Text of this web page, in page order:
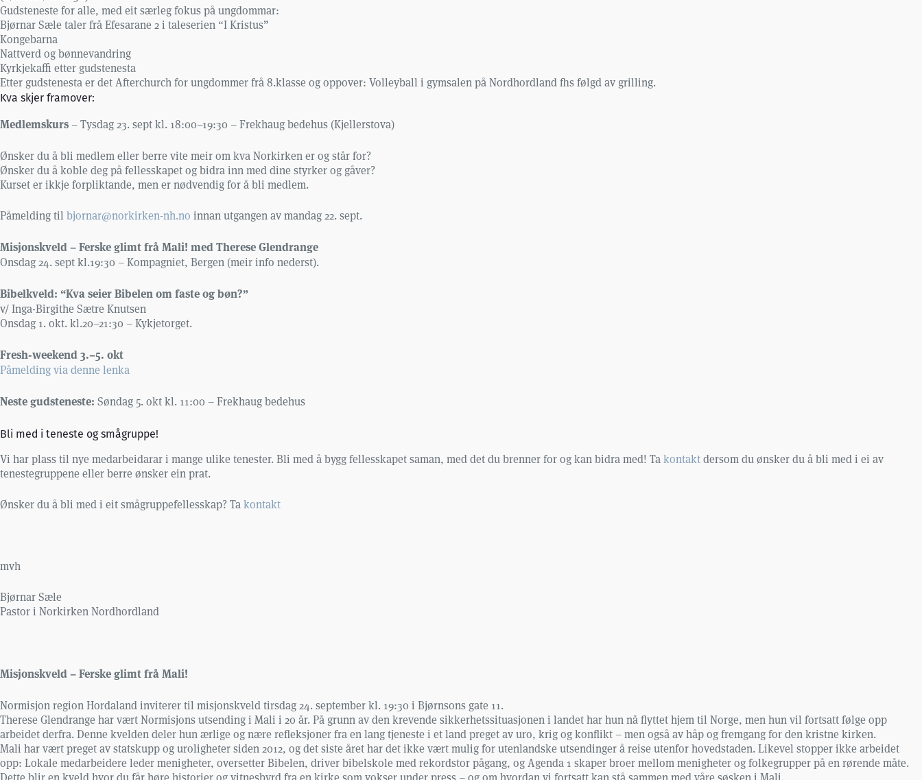
Gudsteneste for alle, med eit særleg fokus på ungdommar:
Bjørnar Sæle taler frå Efesarane 2 i taleserien “I Kristus”
Kongebarna
Nattverd og bønnevandring
Kyrkjekaffi etter gudstenesta
Etter gudstenesta er det Afterchurch for ungdommer frå 8.klasse og oppover: Volleyball i gymsalen på Nordhordland fhs følgd av grilling.
Kva skjer framover:
Medlemskurs – Tysdag 23. sept kl. 18:00–19:30 – Frekhaug bedehus (Kjellerstova)
Ønsker du å bli medlem eller berre vite meir om kva Norkirken er og står for?
Ønsker du å koble deg på fellesskapet og bidra inn med dine styrker og gåver?
Kurset er ikkje forpliktande, men er nødvendig for å bli medlem.
Påmelding til bjornar@norkirken-nh.no innan utgangen av mandag 22. sept.
Misjonskveld – Ferske glimt frå Mali! med Therese Glendrange
Onsdag 24. sept kl.19:30 – Kompagniet, Bergen (meir info nederst).
Bibelkveld: “Kva seier Bibelen om faste og bøn?”
v/ Inga-Birgithe Sætre Knutsen
Onsdag 1. okt. kl.20–21:30 – Kykjetorget.
Fresh-weekend 3.–5. okt
Påmelding via denne lenka
Neste gudsteneste: Søndag 5. okt kl. 11:00 – Frekhaug bedehus
Bli med i teneste og smågruppe!
Vi har plass til nye medarbeidarar i mange ulike tenester. Bli med å bygg fellesskapet saman, med det du brenner for og kan bidra med! Takontaktdersom du ønsker du å bli med i ei av
tenestegruppene eller berre ønsker ein prat.
Ønsker du å bli med i eit smågruppefellesskap? Takontakt
mvh
Bjørnar Sæle
Pastor i Norkirken Nordhordland
Misjonskveld – Ferske glimt frå Mali!
Normisjon region Hordaland inviterer til misjonskveld tirsdag 24. september kl. 19:30 i Bjørnsons gate 11.
Therese Glendrange har vært Normisjons utsending i Mali i 20 år. På grunn av den krevende sikkerhetssituasjonen i landet har hun nå flyttet hjem til Norge, men hun vil fortsatt følge opp
arbeidet derfra. Denne kvelden deler hun ærlige og nære refleksjoner fra en lang tjeneste i et land preget av uro, krig og konflikt – men også av håp og fremgang for den kristne kirken.
Mali har vært preget av statskupp og uroligheter siden 2012, og det siste året har det ikke vært mulig for utenlandske utsendinger å reise utenfor hovedstaden. Likevel stopper ikke arbeidet
opp: Lokale medarbeidere leder menigheter, oversetter Bibelen, driver bibelskole med rekordstor pågang, og Agenda 1 skaper broer mellom menigheter og folkegrupper på en rørende måte.